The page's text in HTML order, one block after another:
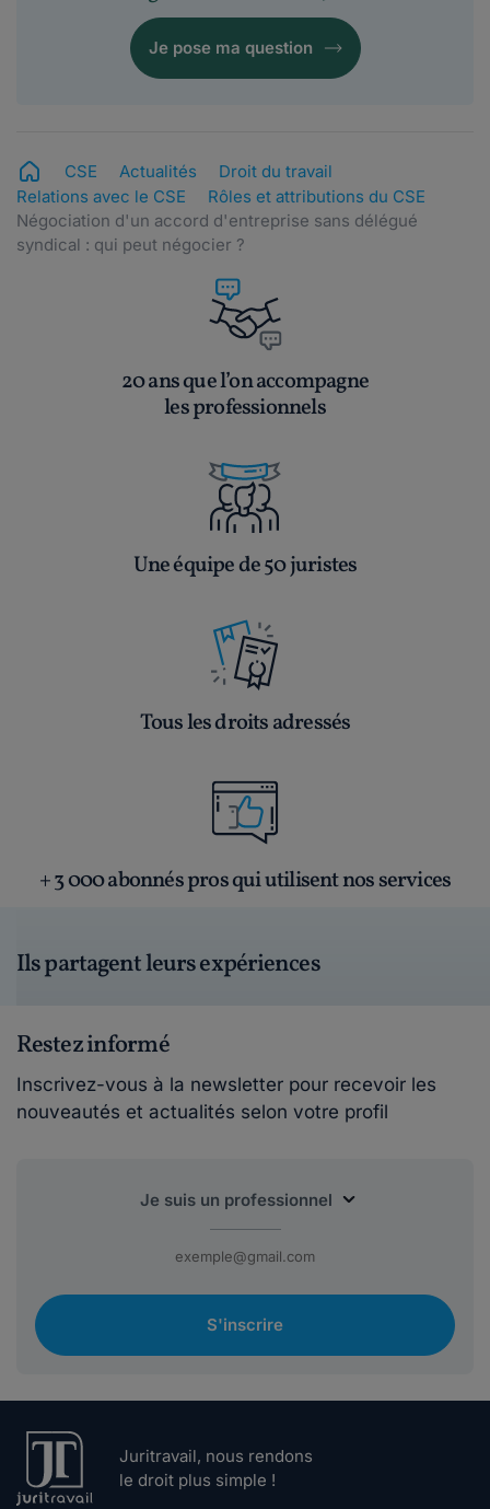
Je pose ma question
CSE Actualités
Droit du travail
Relations avec le CSE
Rôles et attributions du CSE
Négociation d'un accord d'entreprise sans délégué
syndical : qui peut négocier ?
20 ans que l’on accompagne
les professionnels
Une équipe de 50 juristes
Tous les droits adressés
+ 3 000 abonnés pros qui utilisent nos services
Ils partagent leurs expériences
Restez informé
Inscrivez-vous à la newsletter pour recevoir les
nouveautés et actualités selon votre profil
S'inscrire
Juritravail, nous rendons
le droit plus simple !